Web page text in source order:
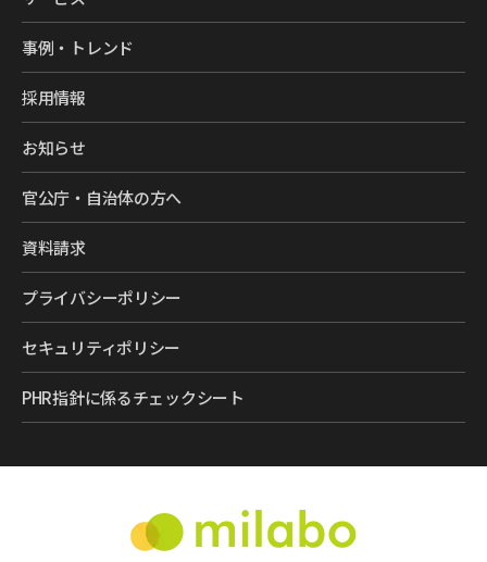
事例・トレンド
採用情報
お知らせ
官公庁・自治体の方へ
資料請求
プライバシーポリシー
セキュリティポリシー
PHR指針に係るチェックシート